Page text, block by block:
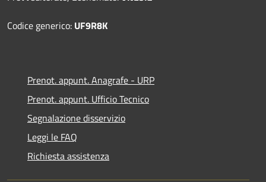
Codice generico: UF9R8K
Prenot. appunt. Anagrafe - URP
Prenot. appunt. Ufficio Tecnico
Segnalazione disservizio
Leggi le FAQ
Richiesta assistenza